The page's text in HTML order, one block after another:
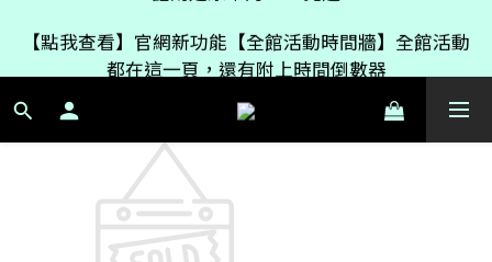
話則是原本的2200免運
【點我查看】官網新功能【全館活動時間牆】全館活動
都在這一頁，還有附上時間倒數器
如果只買【女神醬】產品999免運，有其它冷凍商品的
話則是原本的2200免運